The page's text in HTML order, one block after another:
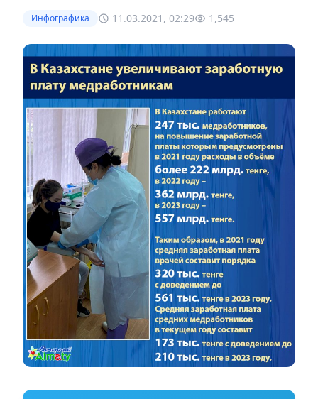
Инфографика 11.03.2021, 02:29 1,545